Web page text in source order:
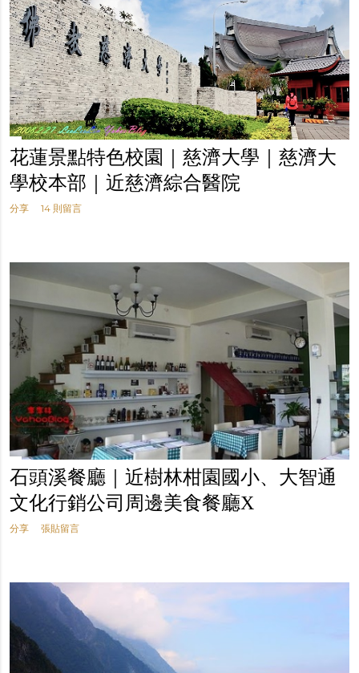
花蓮景點特色校園｜慈濟大學｜慈濟大
學校本部｜近慈濟綜合醫院
分享 14 則留言
石頭溪餐廳｜近樹林柑園國小、大智通
文化行銷公司周邊美食餐廳X
分享 張貼留言